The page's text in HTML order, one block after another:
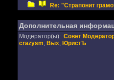
Re: "Страпонит
Дополнительная
Модератор(ы): Совет
crazysm, Вых, ЮристЪ